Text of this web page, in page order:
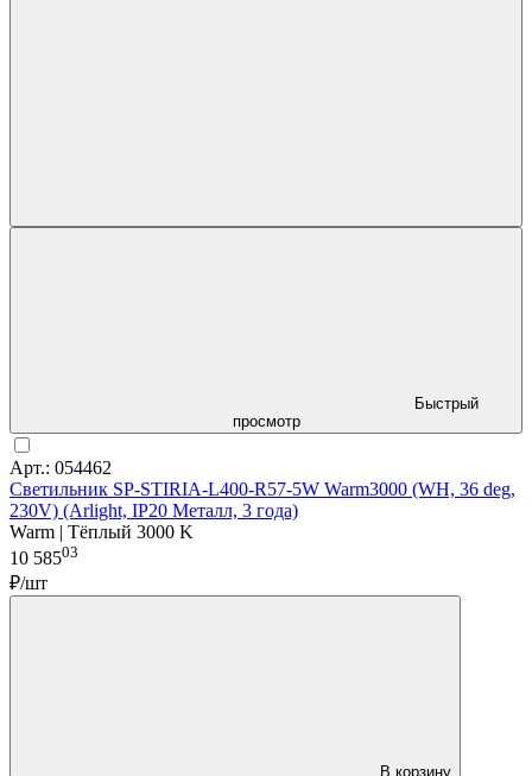
Быстрый
просмотр
Арт.: 054462
Светильник SP-STIRIA-L400-R57-5W Warm3000 (WH, 36 deg,
230V) (Arlight, IP20 Металл, 3 года)
Warm | Тёплый 3000 K
10 58503
₽/шт
В корзину